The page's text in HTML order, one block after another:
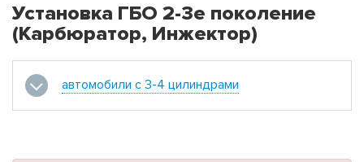
Установка ГБО 2-3е поколение
(Карбюратор, Инжектор)
автомобили с 3-4 цилиндрами